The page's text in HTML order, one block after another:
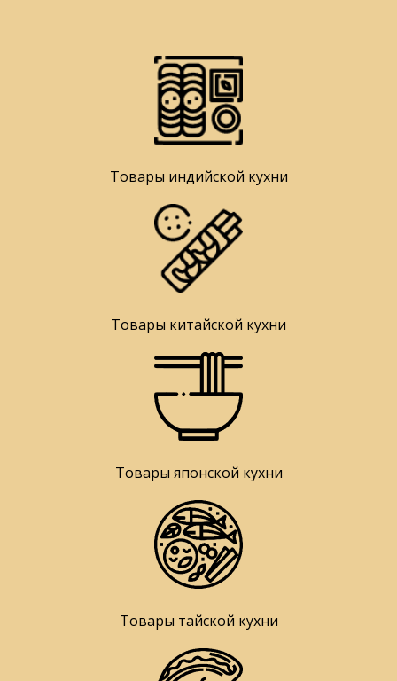
Товары индийской кухни
Товары китайской кухни
Товары японской кухни
Товары тайской кухни